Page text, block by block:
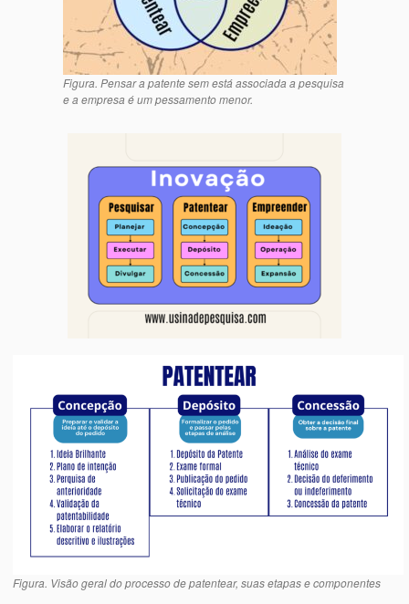
Figura. Pensar a patente sem está associada a pesquisa
e a empresa é um pessamento menor.
Figura. Visão geral do processo de patentear, suas etapas e componentes